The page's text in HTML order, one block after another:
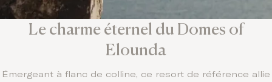
Le charme éternel du Domes of
Elounda
Émergeant à flanc de colline, ce resort de référence allie